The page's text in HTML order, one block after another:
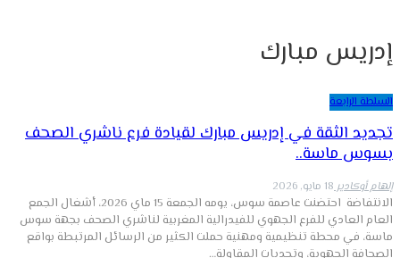
إدريس مبارك
السلطة الرابعة
تجديد الثقة في إدريس مبارك لقيادة فرع ناشري الصحف
بسوس ماسة..
إلهام أوكادير18 مايو, 2026
الانتفاضة احتضنت عاصمة سوس، يومه الجمعة 15 ماي 2026، أشغال الجمع
العام العادي للفرع الجهوي للفيدرالية المغربية لناشري الصحف بجهة سوس
ماسة، في محطة تنظيمية ومهنية حملت الكثير من الرسائل المرتبطة بواقع